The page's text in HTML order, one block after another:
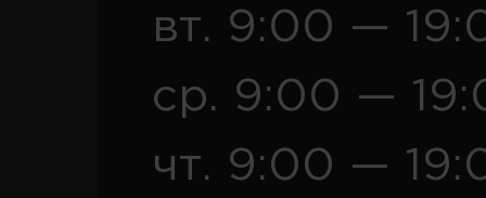
вт. 9:00 —
ср. 9:00 —
чт. 9:00 —